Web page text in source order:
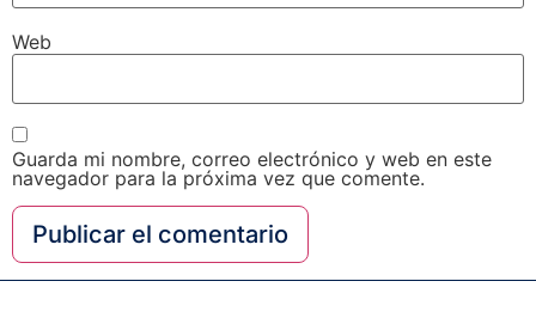
Web
Guarda mi nombre, correo electrónico y web en este
navegador para la próxima vez que comente.